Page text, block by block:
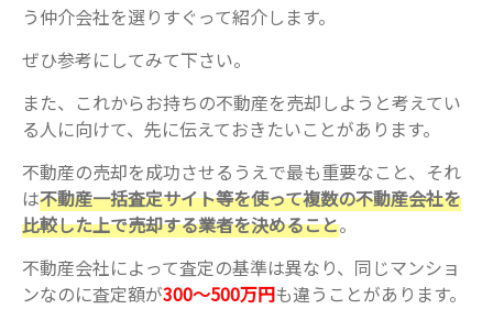
う仲介会社を選りすぐって紹介します。
ぜひ参考にしてみて下さい。
また、これからお持ちの不動産を売却しようと考えてい
る人に向けて、先に伝えておきたいことがあります。
不動産の売却を成功させるうえで最も重要なこと、それ
は不動産一括査定サイト等を使って複数の不動産会社を
比較した上で売却する業者を決めること。
不動産会社によって査定の基準は異なり、同じマンショ
ンなのに査定額が300～500万円も違うことがあります。